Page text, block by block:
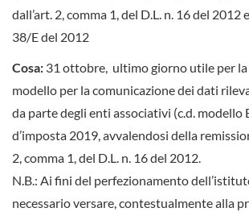
dall’art. 2, comma 1, del D.L. n. 16 del 2012
38/E del 2012
Cosa: 31 ottobre, ultimo giorno utile per la
modello per la comunicazione dei dati
da parte degli enti associativi (c.d. modello
d’imposta 2019, avvalendosi della
2, comma 1, del D.L. n. 16 del 2012.
N.B.: Ai fini del perfezionamento
necessario versare, contestualmente alla